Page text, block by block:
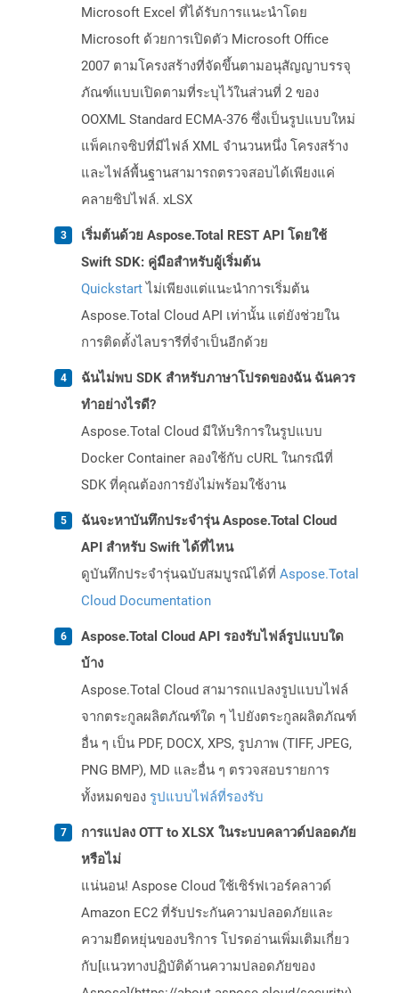
Microsoft Excel ที่ได้รับการแนะนำโดย
Microsoft ด้วยการเปิดตัว Microsoft Office
2007 ตามโครงสร้างที่จัดขึ้นตามอนุสัญญาบรรจุ
ภัณฑ์แบบเปิดตามที่ระบุไว้ในส่วนที่ 2 ของ
OOXML Standard ECMA-376 ซึ่งเป็นรูปแบบใหม่
แพ็คเกจซิปที่มีไฟล์ XML จำนวนหนึ่ง โครงสร้าง
และไฟล์พื้นฐานสามารถตรวจสอบได้เพียงแค่
คลายซิปไฟล์. xLSX
เริ่มต้นด้วย Aspose.Total REST API โดยใช้
Swift SDK: คู่มือสำหรับผู้เริ่มต้น
Quickstartไม่เพียงแต่แนะนำการเริ่มต้น
Aspose.Total Cloud API เท่านั้น แต่ยังช่วยใน
การติดตั้งไลบรารีที่จำเป็นอีกด้วย
ฉันไม่พบ SDK สำหรับภาษาโปรดของฉัน ฉันควร
ทำอย่างไรดี?
Aspose.Total Cloud มีให้บริการในรูปแบบ
Docker Container ลองใช้กับ cURL ในกรณีที่
SDK ที่คุณต้องการยังไม่พร้อมใช้งาน
ฉันจะหาบันทึกประจำรุ่น Aspose.Total Cloud
API สำหรับ Swift ได้ที่ไหน
ดูบันทึกประจำรุ่นฉบับสมบูรณ์ได้ที่ Aspose.Total
Cloud Documentation
Aspose.Total Cloud API รองรับไฟล์รูปแบบใด
บ้าง
Aspose.Total Cloud สามารถแปลงรูปแบบไฟล์
จากตระกูลผลิตภัณฑ์ใด ๆ ไปยังตระกูลผลิตภัณฑ์
อื่น ๆ เป็น PDF, DOCX, XPS, รูปภาพ (TIFF, JPEG,
PNG BMP), MD และอื่น ๆ ตรวจสอบรายการ
ทั้งหมดของ รูปแบบไฟล์ที่รองรับ
การแปลง OTT to XLSX ในระบบคลาวด์ปลอดภัย
หรือไม่
แน่นอน! Aspose Cloud ใช้เซิร์ฟเวอร์คลาวด์
Amazon EC2 ที่รับประกันความปลอดภัยและ
ความยืดหยุ่นของบริการ โปรดอ่านเพิ่มเติมเกี่ยว
กับ[แนวทางปฏิบัติด้านความปลอดภัยของ